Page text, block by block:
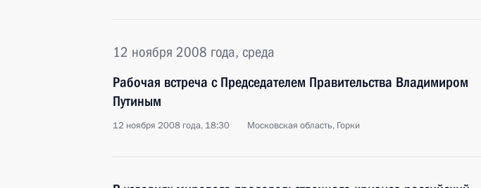
12 ноября 2008 года, среда
Рабочая встреча с Председателем Правительства Владимиром
Путиным
12 ноября 2008 года, 18:30 Московская область, Горки